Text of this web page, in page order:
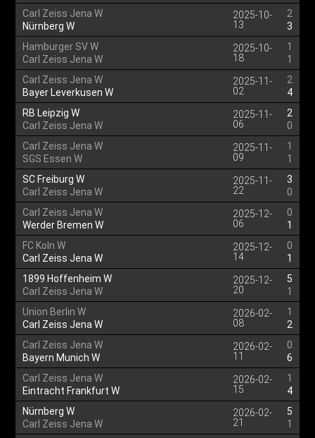
Carl Zeiss Jena W
Nürnberg W
2025-10-
13
2
3
Hamburger SV W
Carl Zeiss Jena W
2025-10-
18
1
1
Carl Zeiss Jena W
Bayer Leverkusen W
2025-11-
02
2
4
RB Leipzig W
Carl Zeiss Jena W
2025-11-
06
2
0
Carl Zeiss Jena W
SGS Essen W
2025-11-
09
1
1
SC Freiburg W
Carl Zeiss Jena W
2025-11-
22
3
0
Carl Zeiss Jena W
Werder Bremen W
2025-12-
06
0
1
FC Koln W
Carl Zeiss Jena W
2025-12-
14
0
1
1899 Hoffenheim W
Carl Zeiss Jena W
2025-12-
20
5
1
Union Berlin W
Carl Zeiss Jena W
2026-02-
08
1
2
Carl Zeiss Jena W
Bayern Munich W
2026-02-
11
0
6
Carl Zeiss Jena W
Eintracht Frankfurt W
2026-02-
15
1
4
Nürnberg W
Carl Zeiss Jena W
2026-02-
21
5
1